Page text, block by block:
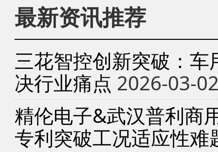
最新资讯推荐
三花智控创新突破：
决行业痛点 2026-03-
精伦电子&武汉普利商
专利突破工况适应性难